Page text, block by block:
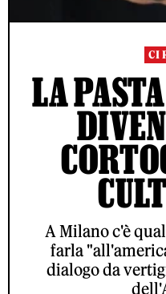
CI
LA
A Milano c'è
farla
dialogo da